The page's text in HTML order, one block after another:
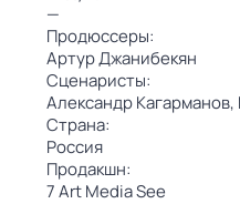
—
Продюссеры:
Артур Джанибекян
Сценаристы:
Александр Кагарманов,
Страна:
Россия
Продакшн:
7 Art Media See